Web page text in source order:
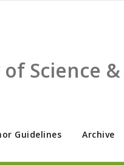
Science
Guidelines Archive